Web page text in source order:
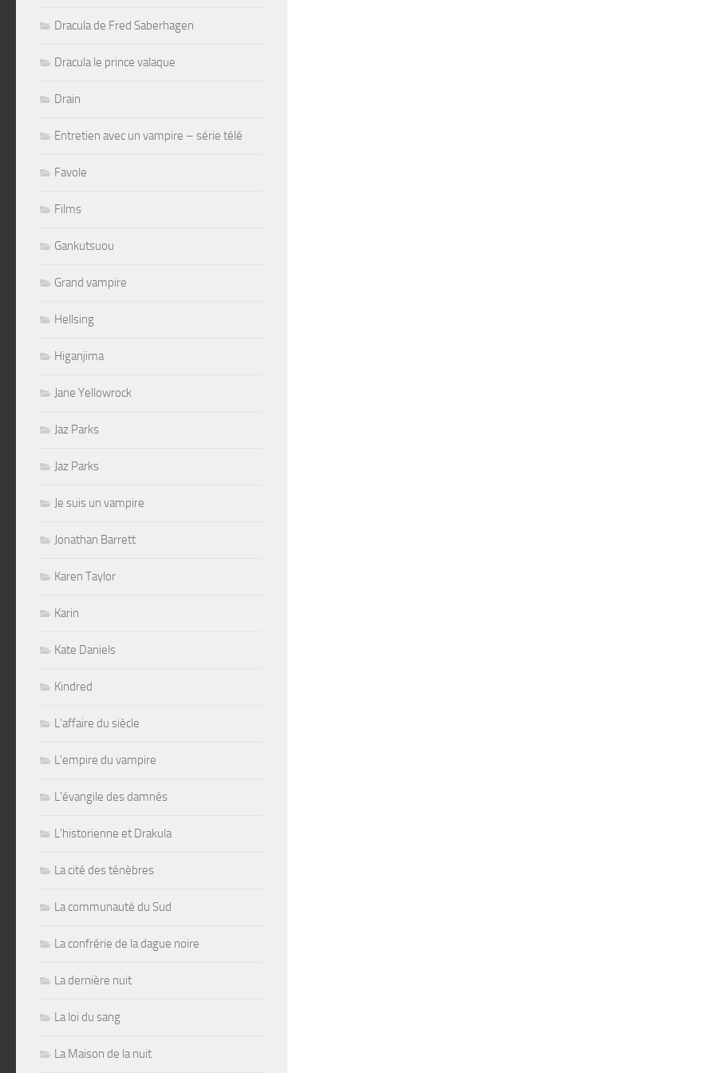
Dracula de Fred Saberhagen
Dracula le prince valaque
Drain
Entretien avec un vampire – série télé
Favole
Films
Gankutsuou
Grand vampire
Hellsing
Higanjima
Jane Yellowrock
Jaz Parks
Jaz Parks
Je suis un vampire
Jonathan Barrett
Karen Taylor
Karin
Kate Daniels
Kindred
L'affaire du siècle
L'empire du vampire
L'évangile des damnés
L'historienne et Drakula
La cité des ténèbres
La communauté du Sud
La confrérie de la dague noire
La dernière nuit
La loi du sang
La Maison de la nuit